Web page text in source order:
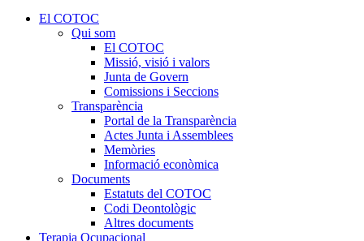
El COTOC
Qui som
El COTOC
Missió, visió i valors
Junta de Govern
Comissions i Seccions
Transparència
Portal de la Transparència
Actes Junta i Assemblees
Memòries
Informació econòmica
Documents
Estatuts del COTOC
Codi Deontològic
Altres documents
Terapia Ocupacional